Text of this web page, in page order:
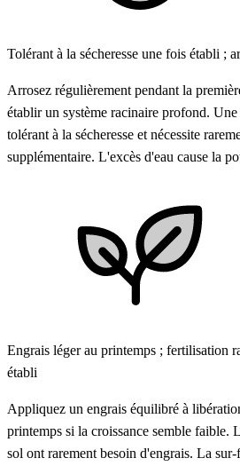
Tolérant à la sécheresse une fois établi ;
Arrosez régulièrement pendant la
établir un système racinaire profond.
tolérant à la sécheresse et nécessite
supplémentaire. L'excès d'eau cause la
Engrais léger au printemps ; fertilisation
établi
Appliquez un engrais équilibré à
printemps si la croissance semble faible.
sol ont rarement besoin d'engrais. La